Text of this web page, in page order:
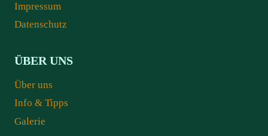
Impressum
Datenschutz
ÜBER UNS
Über uns
Info & Tipps
Galerie